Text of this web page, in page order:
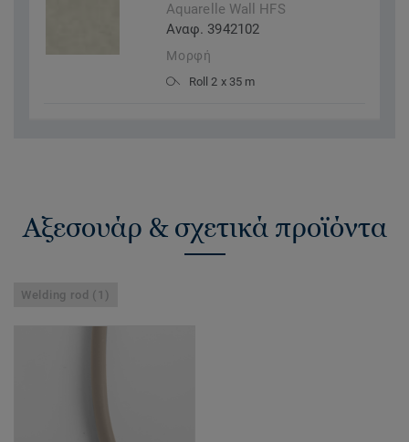
Aquarelle Wall HFS
Αναφ. 3942102
Μορφή
Roll 2 x 35 m
Αξεσουάρ & σχετικά προϊόντα
Welding rod (1)